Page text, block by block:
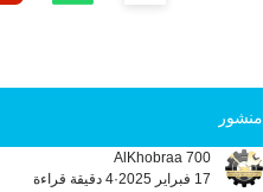
منشور
AlKhobraa 700
17 فبراير 2025
4 دقيقة قراءة